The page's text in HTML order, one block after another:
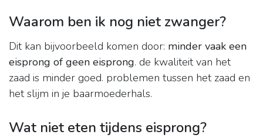
Waarom ben ik nog niet zwanger?
Dit kan bijvoorbeeld komen door: minder vaak een
eisprong of geen eisprong. de kwaliteit van het
zaad is minder goed. problemen tussen het zaad en
het slijm in je baarmoederhals.
Wat niet eten tijdens eisprong?